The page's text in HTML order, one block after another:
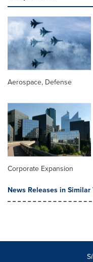
Aerospace, Defense
Corporate Expansion
News Releases in Similar